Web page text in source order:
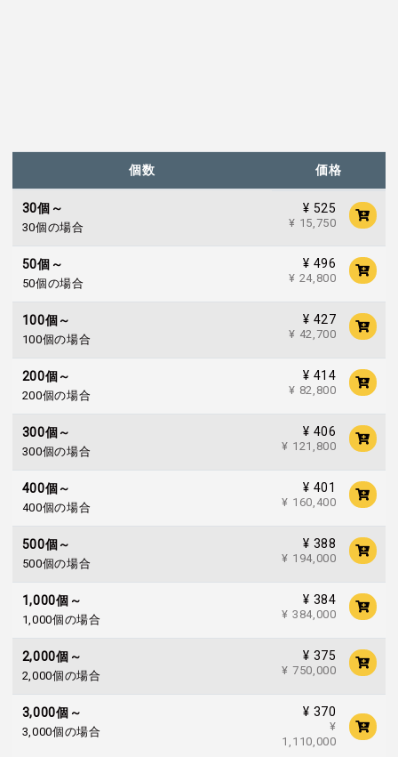
個数 価格
30個～
30個の場合
¥ 525
¥ 15,750
50個～
50個の場合
¥ 496
¥ 24,800
100個～
100個の場合
¥ 427
¥ 42,700
200個～
200個の場合
¥ 414
¥ 82,800
300個～
300個の場合
¥ 406
¥ 121,800
400個～
400個の場合
¥ 401
¥ 160,400
500個～
500個の場合
¥ 388
¥ 194,000
1,000個～
1,000個の場合
¥ 384
¥ 384,000
2,000個～
2,000個の場合
¥ 375
¥ 750,000
3,000個～
3,000個の場合
¥ 370
¥
1,110,000